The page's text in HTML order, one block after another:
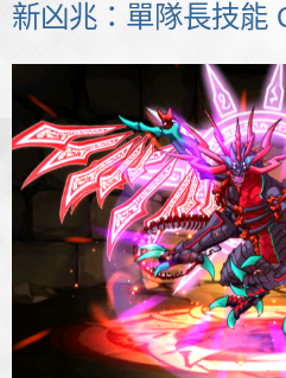
新凶兆：單隊長技能